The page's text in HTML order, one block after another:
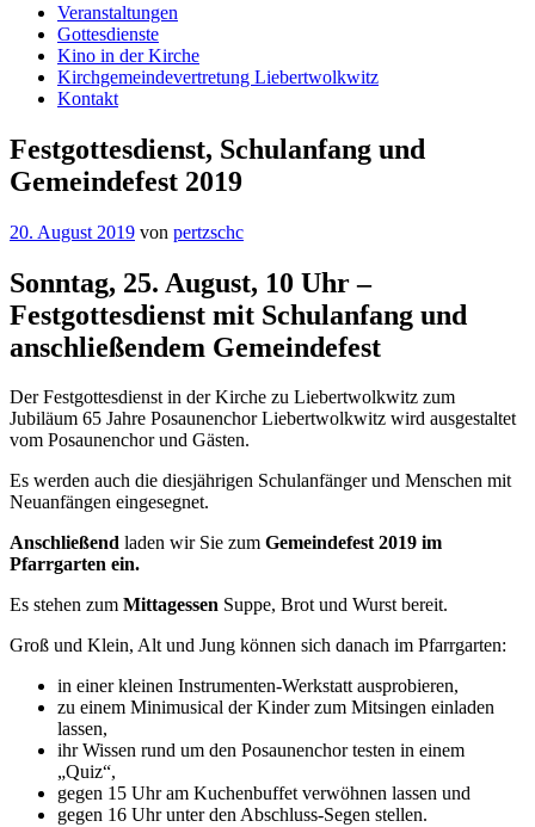
Veranstaltungen
Gottesdienste
Kino in der Kirche
Kirchgemeindevertretung Liebertwolkwitz
Kontakt
Festgottesdienst, Schulanfang und
Gemeindefest 2019
20. August 2019 von pertzschc
Sonntag, 25. August, 10 Uhr –
Festgottesdienst mit Schulanfang und
anschließendem Gemeindefest
Der Festgottesdienst in der Kirche zu Liebertwolkwitz zum
Jubiläum 65 Jahre Posaunenchor Liebertwolkwitz wird ausgestaltet
vom Posaunenchor und Gästen.
Es werden auch die diesjährigen Schulanfänger und Menschen mit
Neuanfängen eingesegnet.
Anschließend laden wir Sie zum Gemeindefest 2019 im
Pfarrgarten ein.
Es stehen zum Mittagessen Suppe, Brot und Wurst bereit.
Groß und Klein, Alt und Jung können sich danach im Pfarrgarten:
in einer kleinen Instrumenten-Werkstatt ausprobieren,
zu einem Minimusical der Kinder zum Mitsingen einladen
lassen,
ihr Wissen rund um den Posaunenchor testen in einem
„Quiz“,
gegen 15 Uhr am Kuchenbuffet verwöhnen lassen und
gegen 16 Uhr unter den Abschluss-Segen stellen.